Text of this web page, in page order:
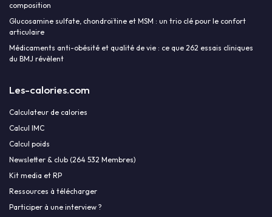
composition
Glucosamine sulfate, chondroïtine et MSM : un trio clé pour le confort
articulaire
Médicaments anti-obésité et qualité de vie : ce que 262 essais cliniques
du BMJ révèlent
Les-calories.com
Calculateur de calories
Calcul IMC
Calcul poids
Newsletter & club (264 532 Membres)
Kit media et RP
Ressources à télécharger
Participer à une interview ?